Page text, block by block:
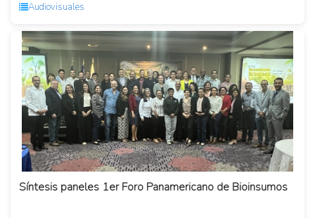
Audiovisuales
Síntesis paneles 1er Foro Panamericano de Bioinsumos